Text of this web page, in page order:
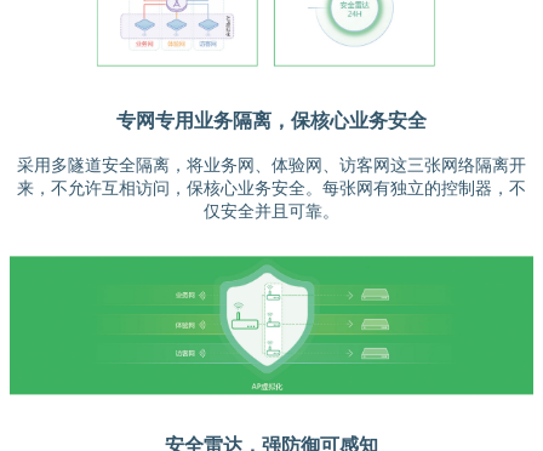
专网专用业务隔离，保核心业务安全
采用多隧道安全隔离，将业务网、体验网、访客网这三张网络隔离开
来，不允许互相访问，保核心业务安全。每张网有独立的控制器，不
仅安全并且可靠。
安全雷达，强防御可感知